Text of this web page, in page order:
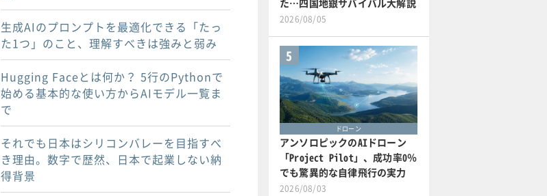
生成AIのプロンプトを最適化できる「たっ
た1つ」のこと、理解すべきは強みと弱み
Hugging Faceとは何か？ 5行のPythonで
始める基本的な使い方からAIモデル一覧ま
で
それでも日本はシリコンバレーを目指すべ
き理由。数字で歴然、日本で起業しない納
得背景
た…四国地銀サバイバル大解説
2026/08/05
5
ドローン
アンソロピックのAIドローン
「Project Pilot」、成功率0％
でも驚異的な自律飛行の実力
2026/08/03